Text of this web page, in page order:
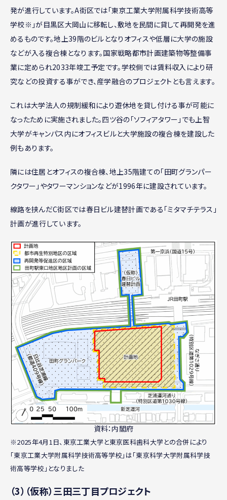
発が進行しています。A街区では「東京工業大学附属科学技術高等
学校※」が目黒区大岡山に移転し、敷地を民間に貸して再開発を進
めるものです。地上39階のビルとなりオフィスや低層に大学の施設
などが入る複合棟となります。国家戦略都市計画建築物等整備事
業に定められ2033年竣工予定です。学校側では賃料収入により研
究などの投資する事ができ、産学融合のプロジェクトとも言えます。
これは大学法人の規制緩和により遊休地を貸し付ける事が可能に
なったために実施されました。四ツ谷の「ソフィアタワー」でも上智
大学がキャンパス内にオフィスビルと大学施設の複合棟を建設した
例もあります。
隣には住居とオフィスの複合棟、地上35階建ての「田町グランパー
クタワー」やタワーマンションなどが1996年に建設されています。
線路を挟んだC街区では春日ビル建替計画である「ミタマチテラス」
計画が進行しています。
資料：内閣府
※2025年4月1日、東京工業大学と東京医科歯科大学との合併により
「東京工業大学附属科学技術高等学校」は「東京科学大学附属科学技
術高等学校」となりました
（3）（仮称）三田三丁目プロジェクト